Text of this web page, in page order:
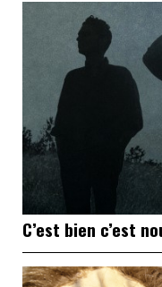
C’est bien c’est